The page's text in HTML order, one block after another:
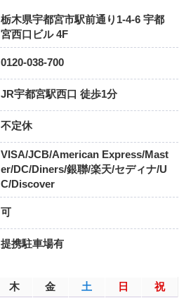
栃木県宇都宮市駅前通り1-4-6 宇都
宮西口ビル 4F
0120-038-700
JR宇都宮駅西口 徒歩1分
不定休
VISA/JCB/American Express/Mast
er/DC/Diners/銀聯/楽天/セディナ/U
C/Discover
可
提携駐車場有
木 金 土 日 祝